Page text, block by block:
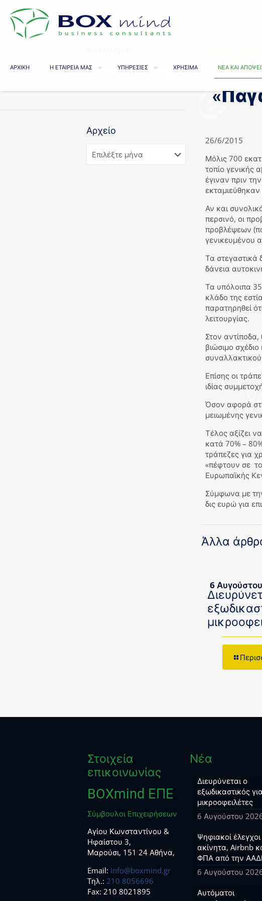
ΑΡΧΙΚΗ Η ΕΤΑΙΡΕΙΑ ΜΑΣ ΥΠΗΡΕΣΙΕΣ ΧΡΗΣΙΜΑ ΝΕΑ ΚΑΙ
26/6/2015
Μόλις 700
τοπίο γενικής
έγιναν πριν
Αν και
περσινό, οι
προβλέψεων
γενικευμένου
Τα στεγαστικά
δάνεια
Τα υπόλοιπα
κλάδο της
παρατηρηθεί
λειτουργίας.
Στον
βιώσιμο
Επίσης οι
ιδίας
Όσον αφορά
μειωμένης
Τέλος αξίζει
κατά 70% –
τράπεζες για
«πέφτουν σε
Ευρωπαϊκής
Σύμφωνα με
δις ευρώ για
Άλλα
6
Αρχείο
Στοιχεία
επικοινωνίας
BOXmind ΕΠΕ
Σύμβουλοι Επιχειρήσεων
Αγίου Κωνσταντίνου &
Ηφαίστου 3,
Μαρούσι, 151 24 Αθήνα,
Email: info@boxmind.gr
Tηλ.: 210 8056696
Fax: 210 8021895
Νέα
Διευρύνεται ο
εξωδικαστικός για
μικροοφειλέτες
6 Αυγούστου
Ψηφιακοί
ακίνητα, Airbnb
ΦΠΑ από την
6 Αυγούστου
Αυτόματοι